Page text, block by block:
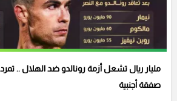
صفقة أجنبية